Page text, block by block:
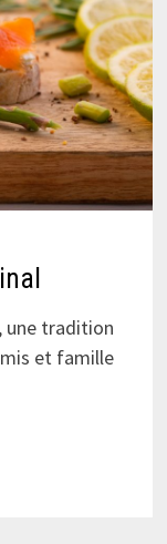
une tradition
et famille